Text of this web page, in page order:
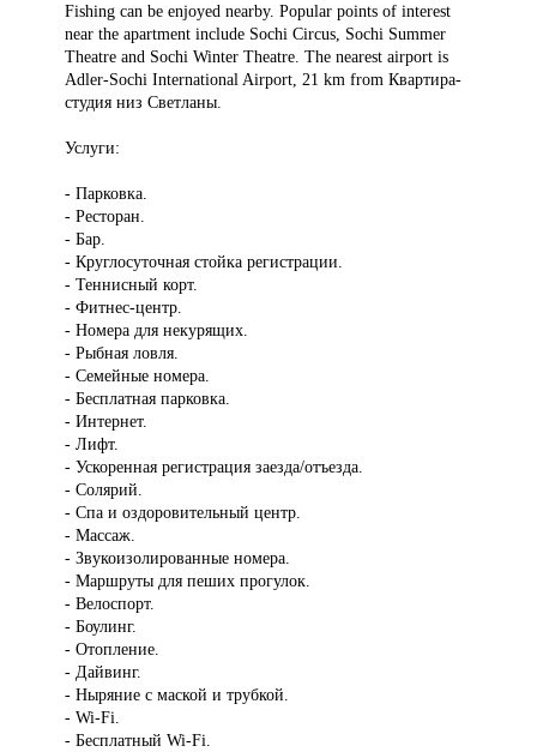
Fishing can be enjoyed nearby. Popular points of interest
near the apartment include Sochi Circus, Sochi Summer
Theatre and Sochi Winter Theatre. The nearest airport is
Adler-Sochi International Airport, 21 km from Квартира-
студия низ Светланы.
Услуги:
- Парковка.
- Ресторан.
- Бар.
- Круглосуточная стойка регистрации.
- Теннисный корт.
- Фитнес-центр.
- Номера для некурящих.
- Рыбная ловля.
- Семейные номера.
- Бесплатная парковка.
- Интернет.
- Лифт.
- Ускоренная регистрация заезда/отъезда.
- Солярий.
- Спа и оздоровительный центр.
- Массаж.
- Звукоизолированные номера.
- Маршруты для пеших прогулок.
- Велоспорт.
- Боулинг.
- Отопление.
- Дайвинг.
- Ныряние с маской и трубкой.
- Wi-Fi.
- Бесплатный Wi-Fi.